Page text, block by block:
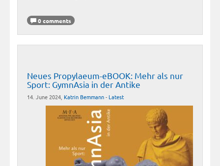
0 comments
Neues Propylaeum-eBOOK: Mehr als nur
Sport: GymnAsia in der Antike
14. June 2024, Katrin Bemmann- Latest